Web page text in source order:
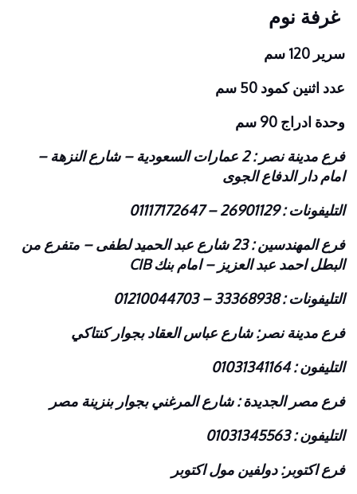
غرفة نوم
سرير 120 سم
عدد اثنين كمود 50 سم
وحدة ادراج 90 سم
فرع مدينة نصر : 2 عمارات السعودية – شارع النزهة –
امام دار الدفاع الجوى
التليفونات : 26901129 – 01117172647
فرع المهندسين : 23 شارع عبد الحميد لطفى – متفرع من
البطل احمد عبد العزيز – امام بنك CIB
التليفونات : 33368938 – 01210044703
فرع مدينة نصر: شارع عباس العقاد بجوار كنتاكي
التليفون : 01031341164
فرع مصر الجديدة : شارع المرغني بجوار بنزينة مصر
التليفون : 01031345563
فرع اكتوبر: دولفين مول اكتوبر